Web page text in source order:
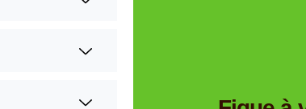
Tem dúvidas se a